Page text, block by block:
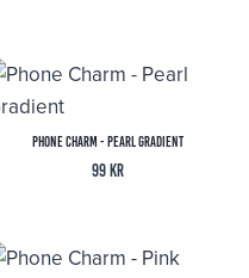
Phone Charm - Pearl Gradient
99kr